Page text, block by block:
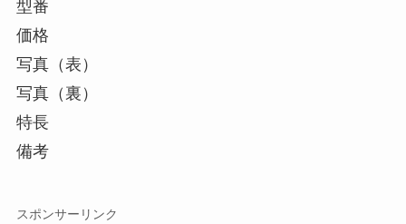
型番
価格
写真（表）
写真（裏）
特長
備考
スポンサーリンク